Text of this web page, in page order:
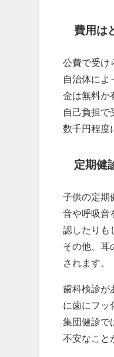
費用は
公費で受け
自治体によ
金は無料か
自己負担で
数千円程度
定期健
子供の定期
音や呼吸音
認したりも
その他、耳
されます。
歯科検診が
に歯にフッ
集団健診で
不安なこと